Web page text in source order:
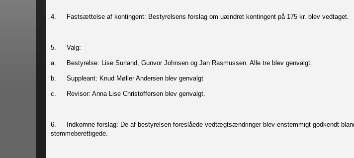
4. Fastsættelse af kontingent: Bestyrelsens forslag om uændret kontingent på 175 kr. blev vedtaget.
5. Valg:
a. Bestyrelse: Lise Surland, Gunvor Johnsen og Jan Rasmussen. Alle tre blev genvalgt.
b. Suppleant: Knud Møller Andersen blev genvalgt
c. Revisor: Anna Lise Christoffersen blev genvalgt.
6.
Indkomne forslag: De af bestyrelsen foreslåede vedtægtsændringer blev enstemmigt godkendt
stemmeberettigede.